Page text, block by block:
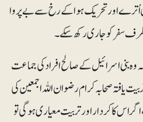
اور تحریک ہوا کے رخ سے بے پروا
سفر کو جاری رکھ سکے۔
بنی اسرائیل کے صالح افراد کی جماعت
یافتہ صحابہ کرام رضوان اللہ اجمعین کی
اس کا کردار اور تربیت معیاری ہو گی تو